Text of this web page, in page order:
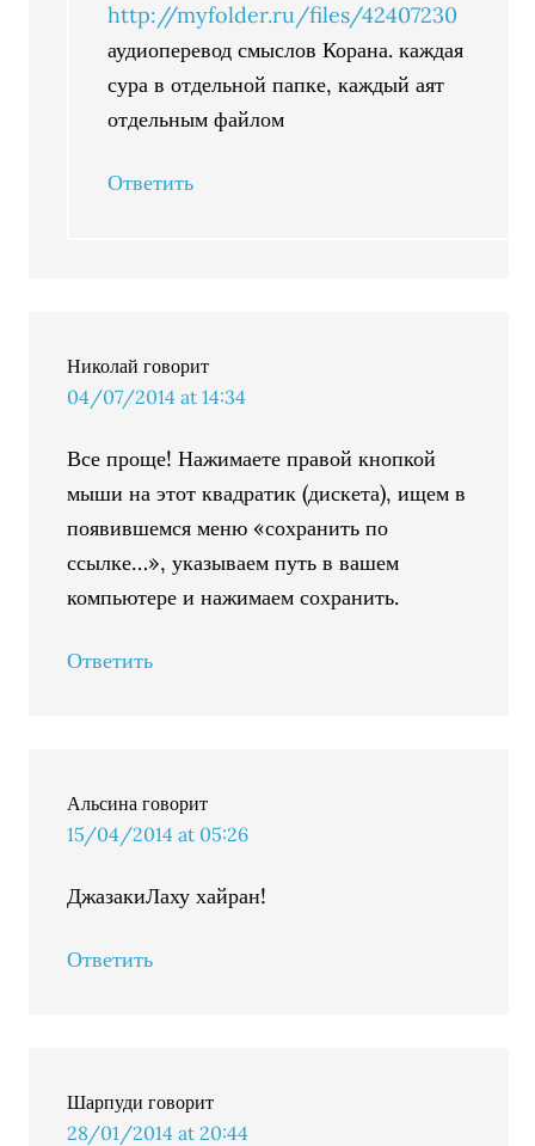
http://myfolder.ru/files/42407230
аудиоперевод смыслов Корана. каждая
сура в отдельной папке, каждый аят
отдельным файлом
Ответить
Николай говорит
04/07/2014 at 14:34
Все проще! Нажимаете правой кнопкой
мыши на этот квадратик (дискета), ищем в
появившемся меню «сохранить по
ссылке…», указываем путь в вашем
компьютере и нажимаем сохранить.
Ответить
Альсина говорит
15/04/2014 at 05:26
ДжазакиЛаху хайран!
Ответить
Шарпуди говорит
28/01/2014 at 20:44